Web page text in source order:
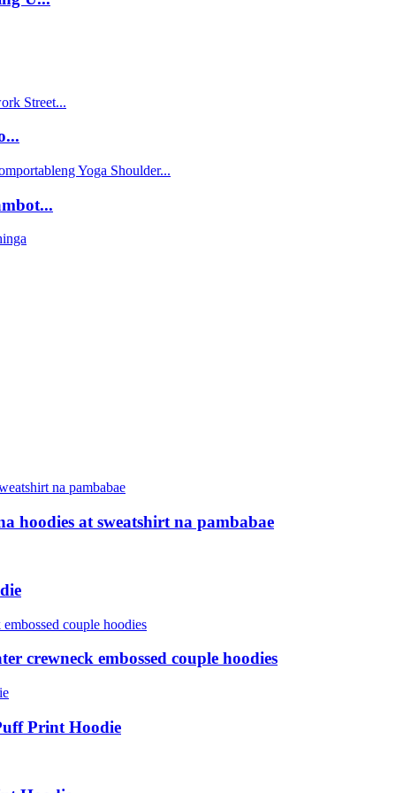
hoodies at sweatshirt na pambabae
crewneck embossed couple hoodies
Print Hoodie